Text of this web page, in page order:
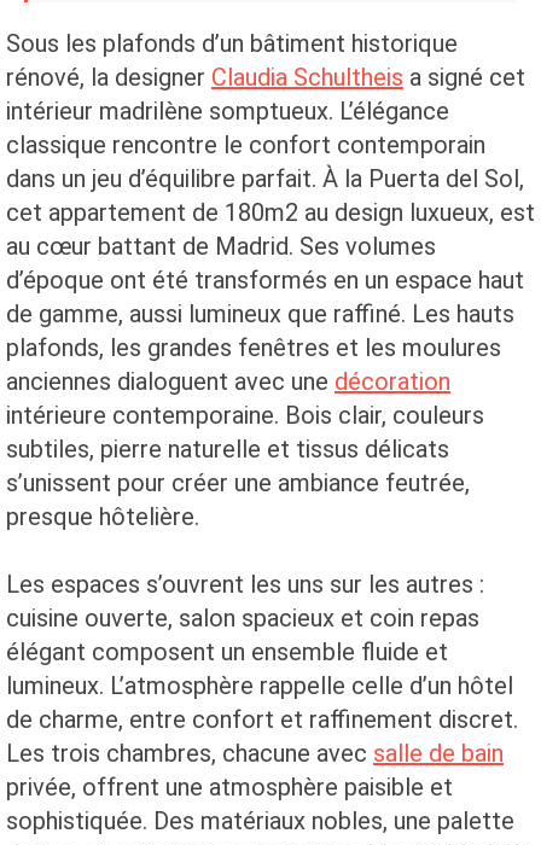
Sous les plafonds d’un bâtiment historique
rénové, la designer Claudia Schultheis a signé cet
intérieur madrilène somptueux. L’élégance
classique rencontre le confort contemporain
dans un jeu d’équilibre parfait. À la Puerta del Sol,
cet appartement de 180m2 au design luxueux, est
au cœur battant de Madrid. Ses volumes
d’époque ont été transformés en un espace haut
de gamme, aussi lumineux que raffiné. Les hauts
plafonds, les grandes fenêtres et les moulures
anciennes dialoguent avec une décoration
intérieure contemporaine. Bois clair, couleurs
subtiles, pierre naturelle et tissus délicats
s’unissent pour créer une ambiance feutrée,
presque hôtelière.
Les espaces s’ouvrent les uns sur les autres :
cuisine ouverte, salon spacieux et coin repas
élégant composent un ensemble fluide et
lumineux. L’atmosphère rappelle celle d’un hôtel
de charme, entre confort et raffinement discret.
Les trois chambres, chacune avec salle de bain
privée, offrent une atmosphère paisible et
sophistiquée. Des matériaux nobles, une palette